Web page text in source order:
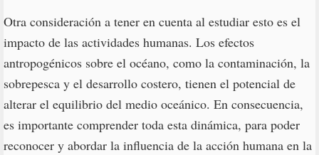
Otra consideración a tener en cuenta al estudiar esto es el
impacto de las actividades humanas. Los efectos
antropogénicos sobre el océano, como la contaminación, la
sobrepesca y el desarrollo costero, tienen el potencial de
alterar el equilibrio del medio oceánico. En consecuencia,
es importante comprender toda esta dinámica, para poder
reconocer y abordar la influencia de la acción humana en la